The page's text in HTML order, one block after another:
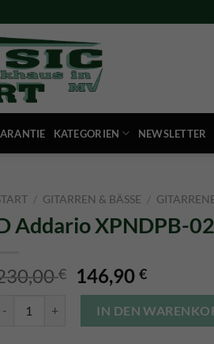
KATEGORIEN NEWSLETTER
/ GITARREN & BÄSSE /
Addario XPNDPB-
€
Ursprünglicher
Preis
war:
230,00 €
146,90€
Preis
ist:
146,90
IN DEN